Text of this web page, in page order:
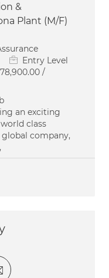
&
Plant (M/F)
Entry Level
78,900.00 /
an exciting
class
company,
LinkedIn
Share via email